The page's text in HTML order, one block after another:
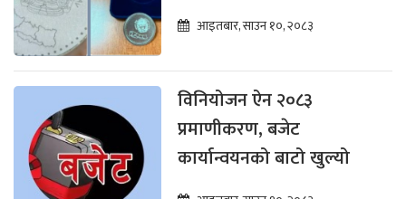
आइतबार, साउन १०, २०८३
विनियोजन ऐन २०८३
प्रमाणीकरण, बजेट
कार्यान्वयनको बाटो खुल्यो